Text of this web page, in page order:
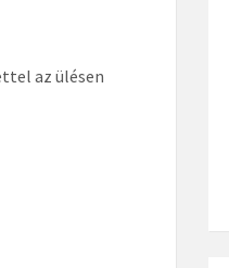
az ülésen